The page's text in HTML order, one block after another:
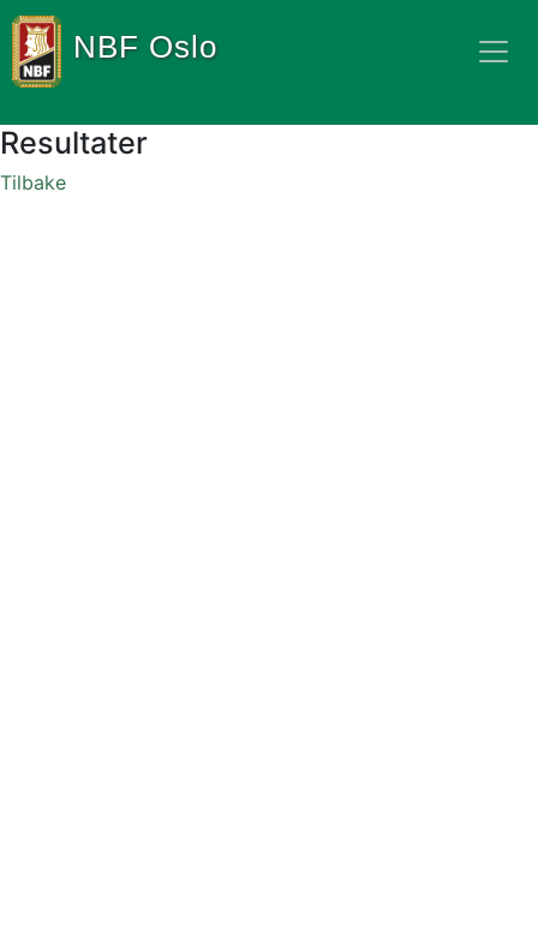
NBF Oslo
Resultater
Tilbake